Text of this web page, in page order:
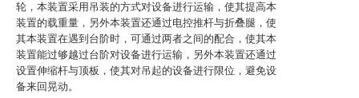
轮，本装置采用吊装的方式对设备进行运输，使其提高本
装置的载重量，另外本装置还通过电控推杆与折叠腿，使
其本装置在遇到台阶时，可通过两者之间的配合，使其本
装置能过够越过台阶对设备进行运输，另外本装置还通过
设置伸缩杆与顶板，使其对吊起的设备进行限位，避免设
备来回晃动。